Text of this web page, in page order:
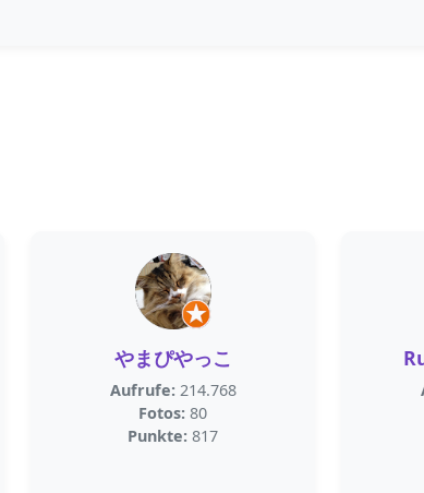
やまぴやっこ
Aufrufe: 214.768
Fotos: 80
Punkte: 817